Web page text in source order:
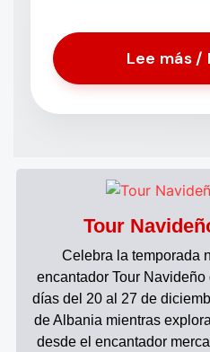
Lee más /
Tour
Celebra la temporada
encantador Tour
días del 20 al 27 de
de Albania mientras
desde el encantador